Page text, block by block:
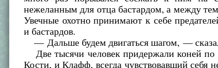
нежеланным для отца бастардом, а между
Увечные охотно принимают к себе
и бастардов.
— Дальше будем двигаться шагом, —
Две тысячи человек придержали коней по
Кости, и Клафф, всегда чувствовавший себя